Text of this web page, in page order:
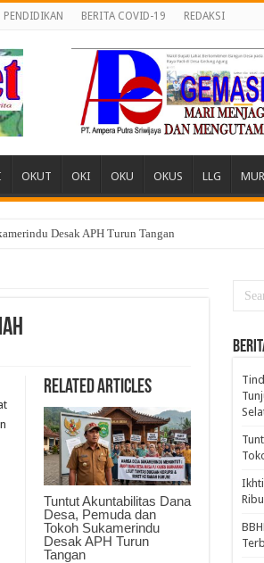
PENDIDIKAN BERITA COVID-19 REDAKSI
OKUT OKI OKU OKUS LLG
Desak APH Turun Tangan
Related Articles
Tuntut Akuntabilitas Dana
Desa, Pemuda dan
Tokoh Sukamerindu
Desak APH Turun
Tangan